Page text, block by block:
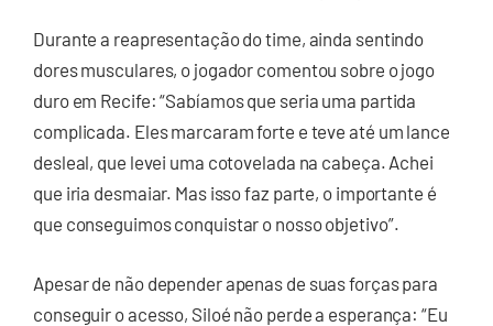
Durante a reapresentação do time, ainda sentindo
dores musculares, o jogador comentou sobre o jogo
duro em Recife: “Sabíamos que seria uma partida
complicada. Eles marcaram forte e teve até um lance
desleal, que levei uma cotovelada na cabeça. Achei
que iria desmaiar. Mas isso faz parte, o importante é
que conseguimos conquistar o nosso objetivo”.
Apesar de não depender apenas de suas forças para
conseguir o acesso, Siloé não perde a esperança: “Eu